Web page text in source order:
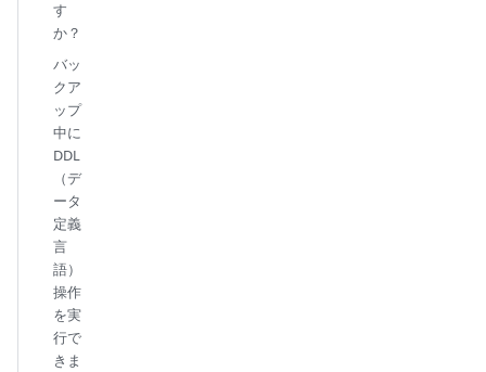
す
か？
バッ
クア
ップ
中に
DDL
（デ
ータ
定義
言
語）
操作
を実
行で
きま